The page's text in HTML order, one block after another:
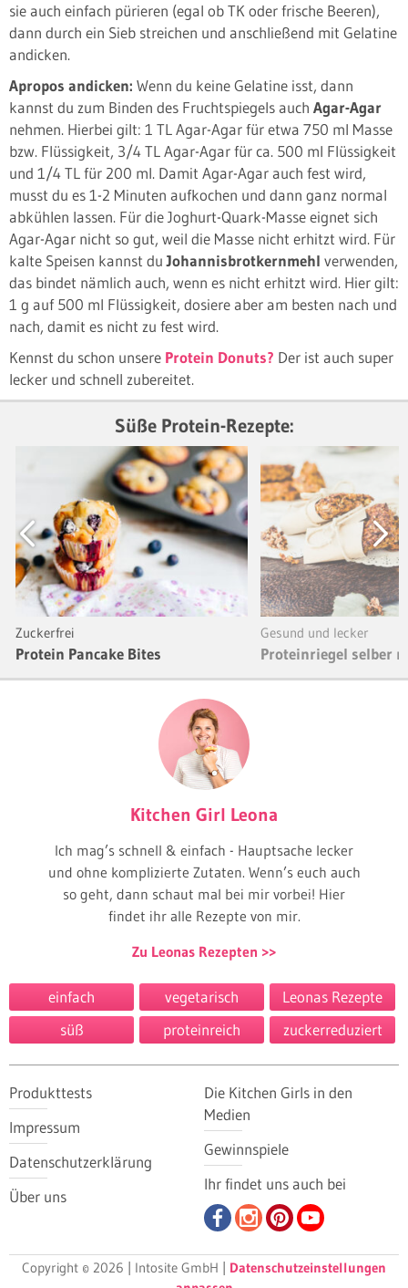
sie auch einfach pürieren (egal ob TK oder frische Beeren),
dann durch ein Sieb streichen und anschließend mit Gelatine
andicken.
Apropos andicken: Wenn du keine Gelatine isst, dann
kannst du zum Binden des Fruchtspiegels auch Agar-Agar
nehmen. Hierbei gilt: 1 TL Agar-Agar für etwa 750 ml Masse
bzw. Flüssigkeit, 3/4 TL Agar-Agar für ca. 500 ml Flüssigkeit
und 1/4 TL für 200 ml. Damit Agar-Agar auch fest wird,
musst du es 1-2 Minuten aufkochen und dann ganz normal
abkühlen lassen. Für die Joghurt-Quark-Masse eignet sich
Agar-Agar nicht so gut, weil die Masse nicht erhitzt wird. Für
kalte Speisen kannst duJohannisbrotkernmehl verwenden,
das bindet nämlich auch, wenn es nicht erhitzt wird. Hier gilt:
1 g auf 500 ml Flüssigkeit, dosiere aber am besten nach und
nach, damit es nicht zu fest wird.
Kennst du schon unsere Protein Donuts? Der ist auch super
lecker und schnell zubereitet.
Süße Protein-Rezepte:
Previous
Zuckerfrei
Protein Pancake Bites
Gesund und lecker
Proteinriegel selber
Next
Kitchen Girl Leona
Ich mag’s schnell & einfach - Hauptsache lecker
und ohne komplizierte Zutaten. Wenn’s euch auch
so geht, dann schaut mal bei mir vorbei! Hier
findet ihr alle Rezepte von mir.
Zu Leonas Rezepten
einfach vegetarisch
Leonas Rezepte
süß
proteinreich zuckerreduziert
Produkttests
Impressum
Datenschutzerklärung
Über uns
Die Kitchen Girls in den
Medien
Gewinnspiele
Ihr findet uns auch bei
Copyright © 2026 | Intosite GmbH | Datenschutzeinstellungen